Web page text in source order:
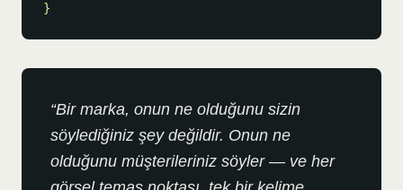
}
“Bir marka, onun ne olduğunu sizin
söylediğiniz şey değildir. Onun ne
olduğunu müşterileriniz söyler — ve her